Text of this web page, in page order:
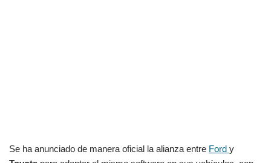
Se ha anunciado de manera oficial la alianza entre Ford y